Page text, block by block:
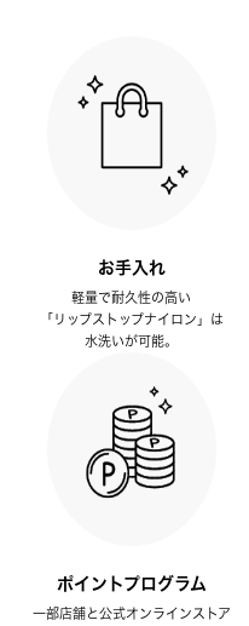
お手入れ
軽量で耐久性の高い
「リップストップナイロン」は
水洗いが可能。
ポイントプログラム
一部店舗と公式オンラインストア